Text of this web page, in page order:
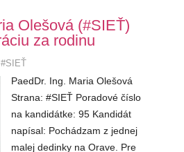
Olešová (#SIEŤ)
za rodinu
#SIEŤ
PaedDr. Ing. Maria Olešová
Strana: #SIEŤ Poradové číslo
na kandidátke: 95 Kandidát
napísal: Pochádzam z jednej
malej dedinky na Orave. Pre